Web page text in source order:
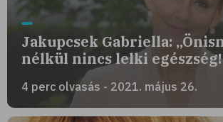
Jakupcsek Gabriella:
nélkül nincs lelki
4 perc olvasás - 2021. május 26.